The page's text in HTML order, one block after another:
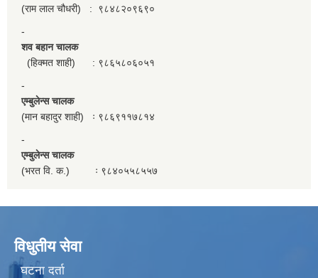
(राम लाल चौधरी) : ९८४८२०९६९०
-
शव बहान चालक
(हिक्मत शाही) : ९८६५८०६०५१
-
एम्बुलेन्स चालक
(मान बहादुर शाही) ः ९८६९११७८१४
-
एम्बुलेन्स चालक
(भरत वि. क.) ः ९८४०५५८५५७
विधुतीय सेवा
घटना दर्ता